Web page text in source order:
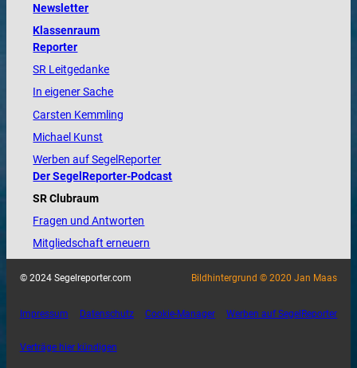
Newsletter
Klassenraum
Reporter
SR Leitgedanke
In eigener Sache
Carsten Kemmling
Michael Kunst
Werben auf SegelReporter
Der SegelReporter-Podcast
SR Clubraum
Fragen und Antworten
Mitgliedschaft erneuern
© 2024 Segelreporter.com Bildhintergrund © 2020 Jan Maas
Impressum Datenschutz Cookie-Manager Werben auf SegelReporter
Verträge hier kündigen